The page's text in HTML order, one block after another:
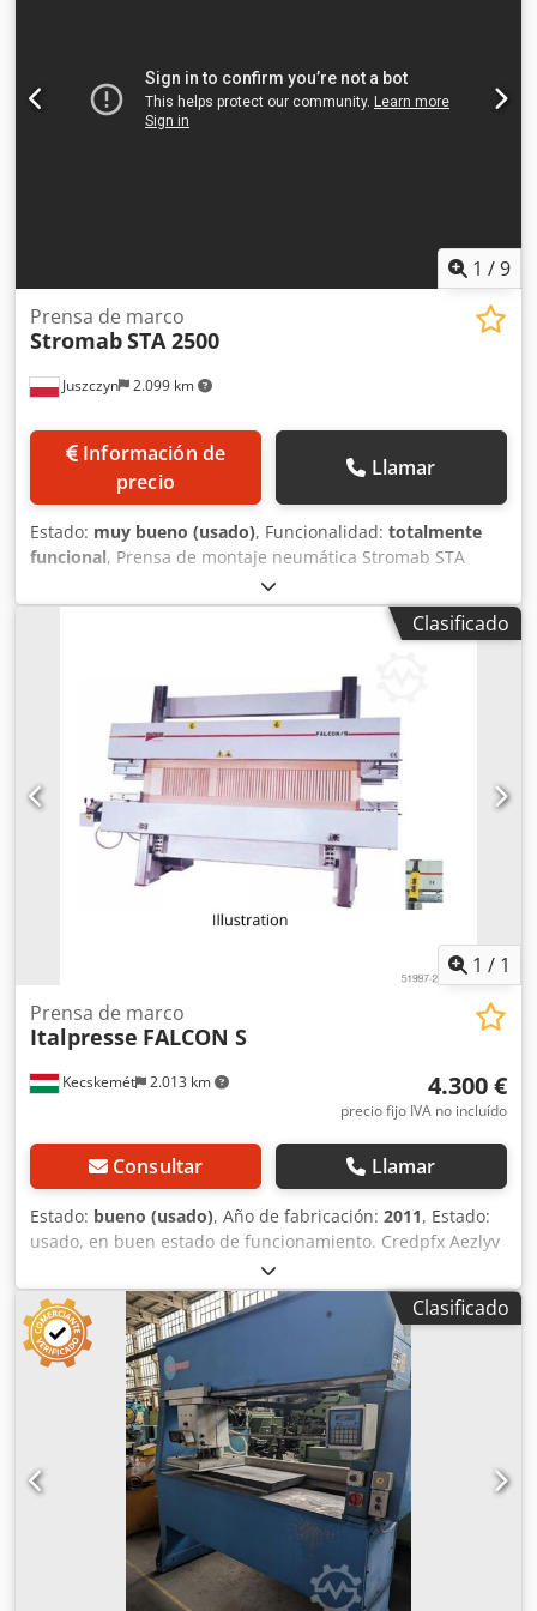
1 /9
Juszczyn 2.099 km
Prensa de marco
StromabSTA 2500
Información de
precio
Llamar
Estado: muy bueno (usado), Funcionalidad: totalmente
funcional, Prensa de montaje neumática Stromab STA
2500 Longitud útil: 2500 mm Anchura útil: 1200 mm
Crsdpszhv Tysfx Afpof Fuerza de prensado a 8 bares: 2600
kg 2 prensas laterales Control neumático Certificado CE
Clasificado
1 / 1
Kecskemét 2.013 km
Prensa de marco
Italpresse FALCON S
4.300 €
precio fijo IVA no incluído
Consultar Llamar
Estado: bueno (usado), Año de fabricación: 2011, Estado:
usado, en buen estado de funcionamiento. Credpfx Aezlyv
Tjfpsf La robusta estructura del bastidor y las vigas de la
prensa garantizan un montaje y un encolado precisos del
bastidor. La prensa asegura una escuadría precisa y evita
la deformación o el pandeo del bastidor. Gracias al largo
recorrido de los cilindros hidráulicos, la viga inferior y las
mordazas de sujeción requieren ajustes menos
frecuentes. La viga inferior cuenta con elevación y bloqueo
automáticos. Especificaciones técnicas: • Tamaño máximo
del bastidor: 3000 × 2000 mm • Tamaño mínimo del
bastidor: 250 × 340 mm • Potencia de la bomba hidráulica:
3 kW • Fuerza máxima total de presión en las vigas
horizontal y vertical: 19 toneladas • Recorrido del cilindro
hidráulico vertical: 1100 mm • Recorrido del cilindro
hidráulico horizontal: 1200 mm • Viga inferior ajustable a
Clasificado